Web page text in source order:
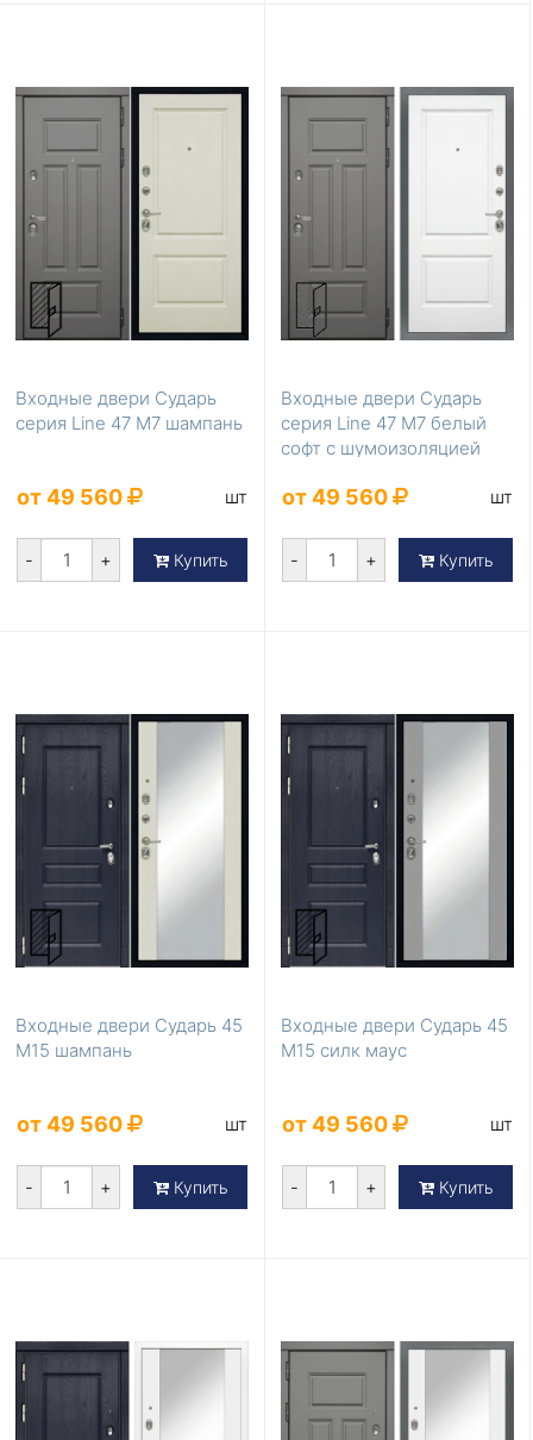
Входные двери Сударь
серия Line 47 М7 шампань
от 49 560 шт
- + Купить
Входные двери Сударь
серия Line 47 М7 белый
софт с шумоизоляцией
от 49 560 шт
- + Купить
Входные двери Сударь 45
М15 шампань
от 49 560 шт
- + Купить
Входные двери Сударь 45
М15 силк маус
от 49 560 шт
- + Купить